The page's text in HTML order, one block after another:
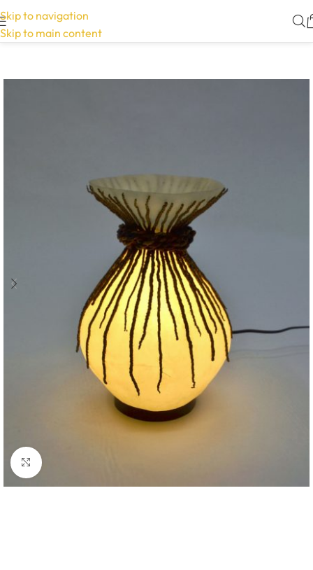
Skip to navigation
Skip to main content
Click to enlarge